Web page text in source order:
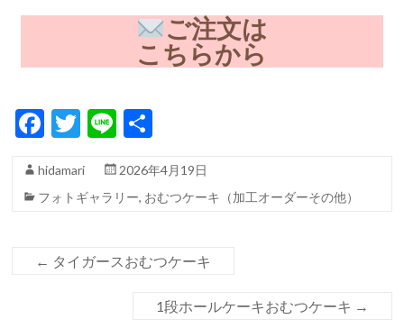
ご注文は
こちらから
F
e
b
o
T
itt
er
Li
e
hidamari
2026年4月19日
フォトギャラリー, おむつケーキ（加工オーダーその他）
← タイガースおむつケーキ
1段ホールケーキおむつケーキ →